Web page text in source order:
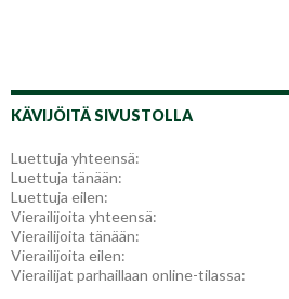
KÄVIJÖITÄ SIVUSTOLLA
Luettuja yhteensä:
Luettuja tänään:
Luettuja eilen:
Vierailijoita yhteensä:
Vierailijoita tänään:
Vierailijoita eilen:
Vierailijat parhaillaan online-tilassa: